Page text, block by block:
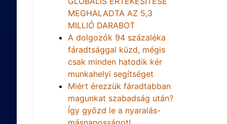
MEGHALADTA AZ 5,3
MILLIÓ DARABOT
A dolgozók 94 százaléka
fáradtsággal küzd, mégis
csak minden hatodik kér
munkahelyi segítséget
Miért érezzük fáradtabban
magunkat szabadság után?
Így győzd le a nyaralás-